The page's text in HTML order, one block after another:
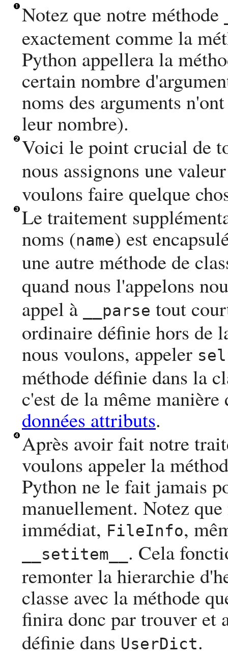
Notez que notre méthode
exactement comme la
Python appellera la
certain nombre
noms des arguments
leur nombre).
Voici le point crucial de
nous assignons une
voulons faire quelque
Le traitement
noms (name) est
une autre méthode de
quand nous l'appelons
appel à
__parse tout
ordinaire définie hors de
nous voulons, appeler
méthode définie dans la
c'est de la même
données attributs.
Après avoir fait notre
voulons appeler la
Pythonne le fait jamais
manuellement. Notez
immédiat, FileInfo,
__setitem__ . Cela
remonter la hierarchie
classe avec la méthode
finira donc par trouver et
définie dans UserDict.